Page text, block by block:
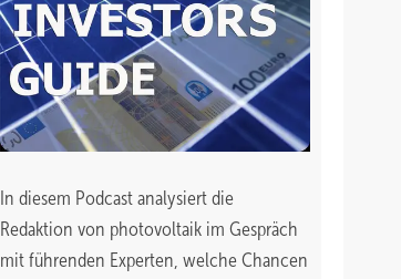
In diesem Podcast analysiert die
Redaktion von photovoltaik im Gespräch
mit führenden Experten, welche Chancen